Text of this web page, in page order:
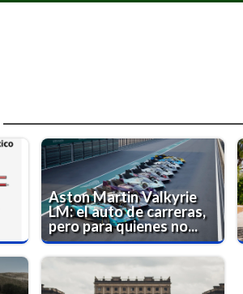
Aston Martin Valkyrie
LM: el auto de carreras,
pero para quienes no...